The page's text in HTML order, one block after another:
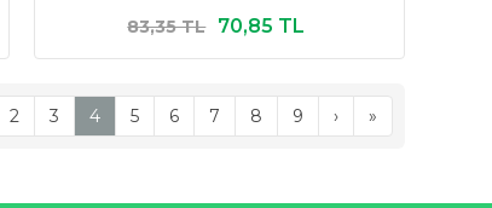
83,35 TL 70,85 TL
2 3 4 5 6 7 8 9 › »